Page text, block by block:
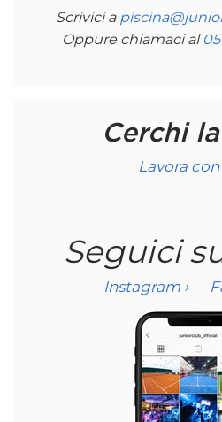
Scrivici a
Oppure chiamaci al
Cerchi
Lavora con
Seguici
Instagram ›